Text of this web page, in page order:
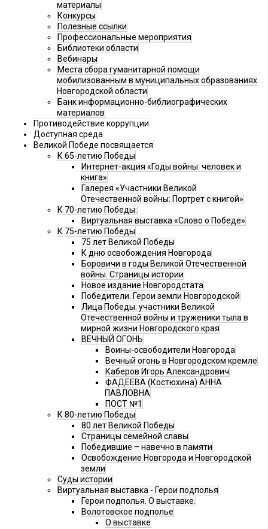
материалы
Конкурсы
Полезные ссылки
Профессиональные мероприятия
Библиотеки области
Вебинары
Места сбора гуманитарной помощи
мобилизованным в муниципальных образованиях
Новгородской области
Банк информационно-библиографических
материалов
Противодействие коррупции
Доступная среда
Великой Победе посвящается
К 65-летию Победы
Интернет-акция «Годы войны: человек и
книга»
Галерея «Участники Великой
Отечественной войны: Портрет с книгой»
К 70-летию Победы:
Виртуальная выставка «Слово о Победе»
К 75-летию Победы
75 лет Великой Победы
К дню освобождения Новгорода
Боровичи в годы Великой Отечественной
войны. Страницы истории
Новое издание Новгородстата
Победители. Герои земли Новгородской
Лица Победы: участники Великой
Отечественной войны и труженики тыла в
мирной жизни Новгородского края
ВЕЧНЫЙ ОГОНЬ
Воины-освободители Новгорода
Вечный огонь в Новгородском кремле
Каберов Игорь Александрович
ФАДЕЕВА (Костюхина) АННА
ПАВЛОВНА
ПОСТ №1
К 80-летию Победы
80 лет Великой Победы
Страницы семейной славы
Победившие – навечно в памяти
Освобождение Новгорода и Новгородской
земли
Суды истории
Виртуальная выставка - Герои подполья
Герои подполья. О выставке.
Волотовское подполье
О выставке